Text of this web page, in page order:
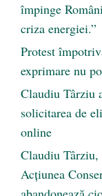
împinge
criza energiei.”
Protest
exprimare nu
Claudiu Târziu
solicitarea de
online
Claudiu Târziu,
Acțiunea